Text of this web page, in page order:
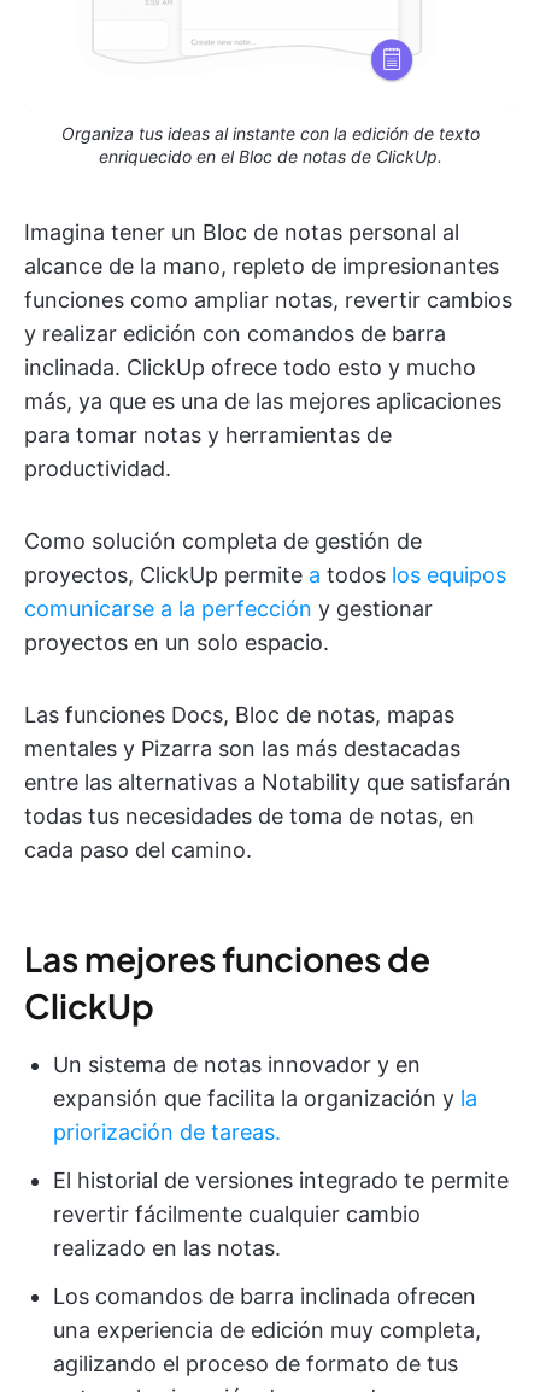
Organiza tus ideas al instante con la edición de texto
enriquecido en el Bloc de notas de ClickUp.
Imagina tener un Bloc de notas personal al
alcance de la mano, repleto de impresionantes
funciones como ampliar notas, revertir cambios
y realizar edición con comandos de barra
inclinada. ClickUp ofrece todo esto y mucho
más, ya que es una de las mejores aplicaciones
para tomar notas y herramientas de
productividad.
Como solución completa de gestión de
proyectos, ClickUp permite a todos los equipos
comunicarse a la perfección y gestionar
proyectos en un solo espacio.
Las funciones Docs, Bloc de notas, mapas
mentales y Pizarra son las más destacadas
entre las alternativas a Notability que satisfarán
todas tus necesidades de toma de notas, en
cada paso del camino.
Las mejores funciones de
ClickUp
Un sistema de notas innovador y en
expansión que facilita la organización y la
priorización de tareas.
El historial de versiones integrado te permite
revertir fácilmente cualquier cambio
realizado en las notas.
Los comandos de barra inclinada ofrecen
una experiencia de edición muy completa,
agilizando el proceso de formato de tus